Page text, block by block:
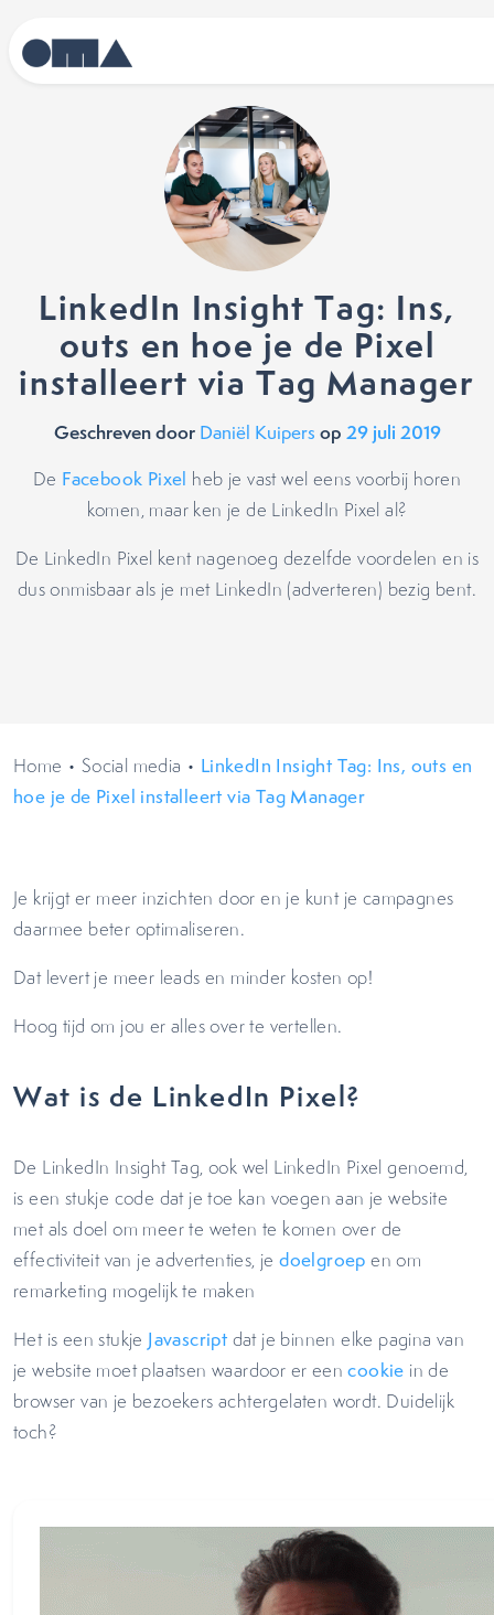
LinkedIn Insight Tag: Ins,
outs en hoe je de Pixel
installeert via Tag Manager
Geschreven door Daniël Kuipers op 29 juli 2019
De Facebook Pixel heb je vast wel eens voorbij horen
komen, maar ken je de LinkedIn Pixel al?
De LinkedIn Pixel kent nagenoeg dezelfde voordelen en is
dus onmisbaar als je met LinkedIn (adverteren) bezig bent.
Home • Social media • LinkedIn Insight Tag: Ins, outs en
hoe je de Pixel installeert via Tag Manager
Je krijgt er meer inzichten door en je kunt je campagnes
daarmee beter optimaliseren.
Dat levert je meer leads en minder kosten op!
Hoog tijd om jou er alles over te vertellen.
Wat is de LinkedIn Pixel?
De LinkedIn Insight Tag, ook wel LinkedIn Pixel genoemd,
is een stukje code dat je toe kan voegen aan je website
met als doel om meer te weten te komen over de
effectiviteit van je advertenties, jedoelgroep en om
remarketing mogelijk te maken
Het is een stukje Javascript dat je binnen elke pagina van
je website moet plaatsen waardoor er eencookie in de
browser van je bezoekers achtergelaten wordt. Duidelijk
toch?